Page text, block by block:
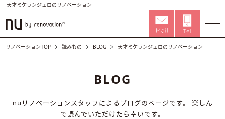
天才ミケランジェロのリノベーション
リノベーションTOP 読みもの BLOG 天才ミケランジェロのリノベーション
BLOG
nuリノベーションスタッフによるブログのページです。
楽しん
で読んでいただけたら幸いです。